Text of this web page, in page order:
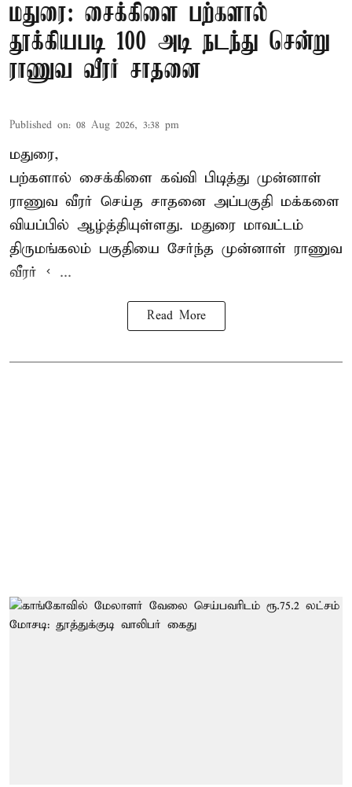
மதுரை: சைக்கிளை பற்களால்
தூக்கியபடி 100 அடி நடந்து சென்று
ராணுவ வீரர் சாதனை
Published on: 08 Aug 2026, 3:38 pm
மதுரை,
பற்களால் சைக்கிளை கவ்வி பிடித்து முன்னாள்
ராணுவ வீரர் செய்த சாதனை அப்பகுதி மக்களை
வியப்பில் ஆழ்த்தியுள்ளது. மதுரை மாவட்டம்
திருமங்கலம் பகுதியை சேர்ந்த முன்னாள் ராணுவ
வீரர் < ...
Read More